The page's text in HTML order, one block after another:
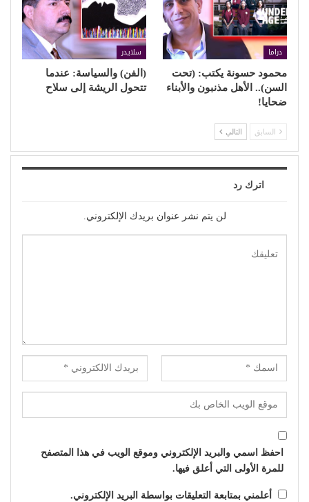
دراما
محمود حسونة يكتب: (تحت
السن).. الأهل مذنبون والأبناء
ضحايا!
سلايدر
(الفن) والسياسة: عندما
تتحول الريشة إلى سلاح
السابق التالي
اترك رد
لن يتم نشر عنوان بريدك الإلكتروني.
احفظ اسمي والبريد الإلكتروني وموقع الويب في هذا المتصفح
للمرة الأولى التي أعلق فيها.
أعلمني بمتابعة التعليقات بواسطة البريد الإلكتروني.